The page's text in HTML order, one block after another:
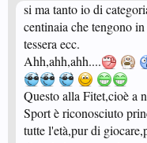
si ma tanto io di
centinaia che tengono
tessera ecc.
Ahh,ahh,ahh....
Questo alla Fitet,cioè a
Sport è riconosciuto
tutte l'età,pur di